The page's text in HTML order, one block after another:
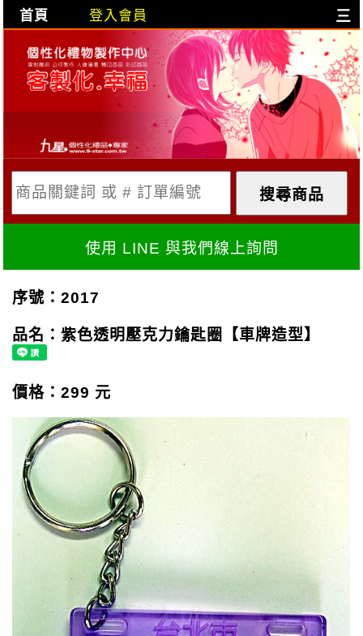
首頁 登入會員 三
購物車內容:
目前購物車是空的!
X
使用 LINE 與我們線上詢問